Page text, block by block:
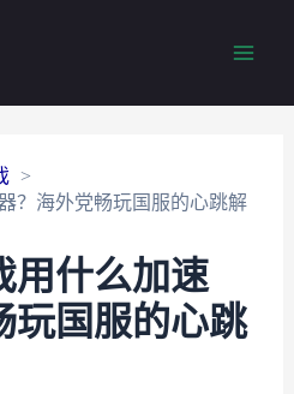
？海外党畅玩国服的心跳解
用什么加速
玩国服的心跳